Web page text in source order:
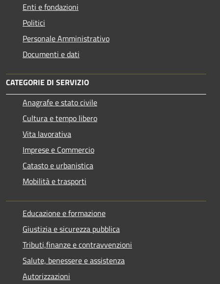
Enti e fondazioni
Politici
Personale Amministrativo
Documenti e dati
CATEGORIE DI SERVIZIO
Anagrafe e stato civile
Cultura e tempo libero
Vita lavorativa
Imprese e Commercio
Catasto e urbanistica
Mobilità e trasporti
Educazione e formazione
Giustizia e sicurezza pubblica
Tributi,finanze e contravvenzioni
Salute, benessere e assistenza
Autorizzazioni